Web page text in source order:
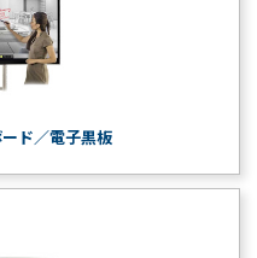
ド／電子黒板